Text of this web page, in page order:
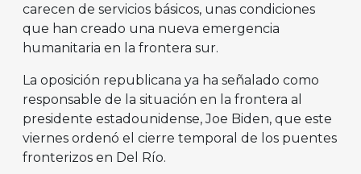
carecen de servicios básicos, unas condiciones
que han creado una nueva emergencia
humanitaria en la frontera sur.
La oposición republicana ya ha señalado como
responsable de la situación en la frontera al
presidente estadounidense, Joe Biden, que este
viernes ordenó el cierre temporal de los puentes
fronterizos en Del Río.